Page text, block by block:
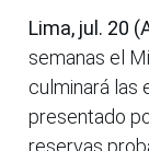
Lima, jul. 20
semanas el
culminará las
presentado
reservas